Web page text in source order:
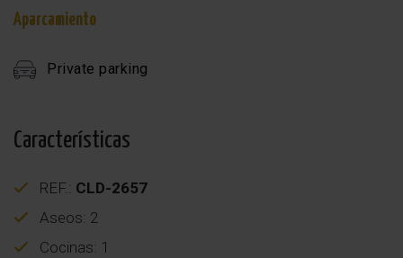
Aparcamiento
Private parking
Características
REF.: CLD-2657
Aseos: 2
Cocinas: 1